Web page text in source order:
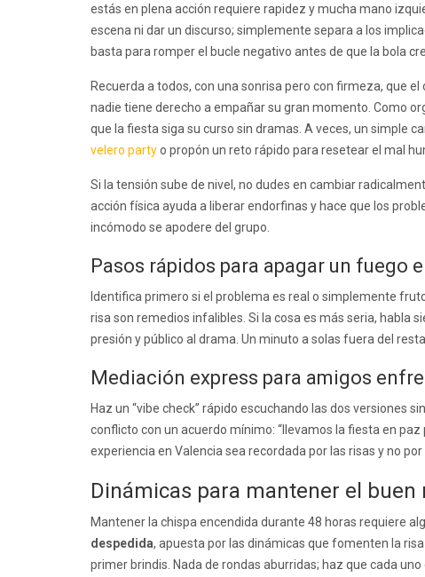
estás en plena acción requiere rapidez y mucha mano
escena ni dar un discurso; simplemente separa a los
basta para romper el bucle negativo antes de que la bola
Recuerda a todos, con una sonrisa pero con firmeza, que
nadie tiene derecho a empañar su gran momento. Como
que la fiesta siga su curso sin dramas. A veces, un simple
velero partyo propón un reto rápido para resetear el mal
Si la tensión sube de nivel, no dudes en cambiar
acción física ayuda a liberar endorfinas y hace que los
incómodo se apodere del grupo.
Pasos rápidos para apagar un fuego
Identifica primero si el problema es real o simplemente
risa son remedios infalibles. Si la cosa es más seria, habla
presión y público al drama. Un minuto a solas fuera del
Mediación express para amigos
Haz un “vibe check” rápido escuchando las dos versiones
conflicto con un acuerdo mínimo: “llevamos la fiesta en
experiencia en Valencia sea recordada por las risas y no por
Dinámicas para mantener el
Mantener la chispa encendida durante 48 horas requiere
despedida, apuesta por las dinámicas que fomenten la
primer brindis. Nada de rondas aburridas; haz que cada